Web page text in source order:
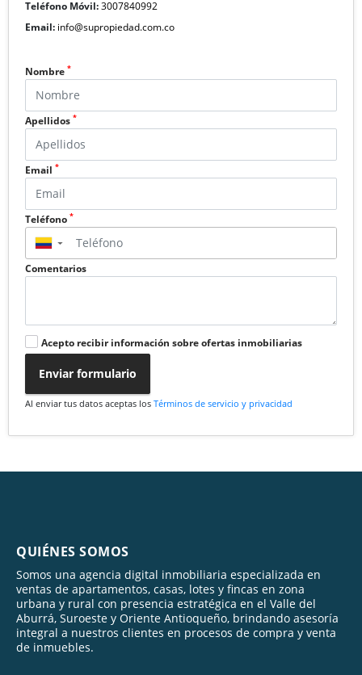
Teléfono Móvil:3007840992
Email: info@supropiedad.com.co
Nombre *
Apellidos *
Email *
Teléfono *
▼
Comentarios
Acepto recibir información sobre ofertas inmobiliarias
Enviar formulario
Al enviar tus datos aceptas los Términos de servicio y privacidad
QUIÉNES SOMOS
Somos una agencia digital inmobiliaria especializada en
ventas de apartamentos, casas, lotes y fincas en zona
urbana y rural con presencia estratégica en el Valle del
Aburrá, Suroeste y Oriente Antioqueño, brindando asesoría
integral a nuestros clientes en procesos de compra y venta
de inmuebles.